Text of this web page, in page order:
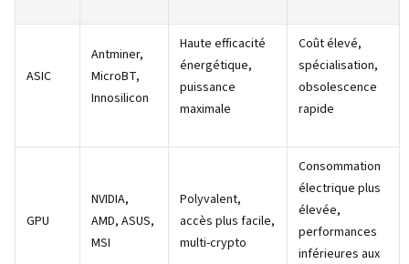
ASIC
Antminer,
MicroBT,
Innosilicon
Haute efficacité
énergétique,
puissance
maximale
Coût élevé,
spécialisation,
obsolescence
rapide
GPU
NVIDIA,
AMD, ASUS,
MSI
Polyvalent,
accès plus facile,
multi-crypto
Consommation
électrique plus
élevée,
performances
inférieures aux